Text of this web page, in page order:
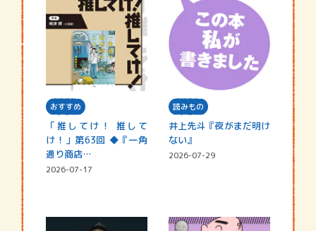
おすすめ
「推してけ！ 推して
け！」第63回 ◆『一角
通り商店…
2026-07-17
読みもの
井上先斗『夜がまだ明け
ない』
2026-07-29